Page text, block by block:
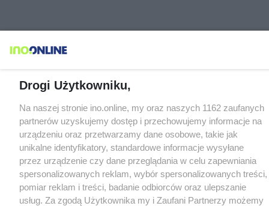
Drogi Użytkowniku,
Na naszej stronie ino.online, my oraz naszych 1162 zaufanych
partnerów uzyskujemy dostęp i przechowujemy informacje na
urządzeniu oraz przetwarzamy dane osobowe, takie jak
unikalne identyfikatory, standardowe informacje wysyłane
przez urządzenie czy dane przeglądania w celu zapewniania
spersonalizowanych reklam, wybór spersonalizowanych treści,
pomiar reklam i treści, badanie odbiorców oraz ulepszanie
usług. Za zgodą Użytkownika my i Zaufani Partnerzy możemy